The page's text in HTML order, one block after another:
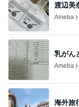
渡辺美
Ameba
乳がん
Ameba
海外旅